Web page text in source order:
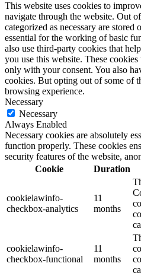
This website uses cookies to
navigate through the website. Out
categorized as necessary are stored
essential for the working of basic
also use third-party cookies that
you use this website. These
only with your consent. You also
cookies. But opting out of some of
browsing experience.
Necessary
Necessary
Always Enabled
Necessary cookies are absolutely
function properly. These cookies
security features of the website,
Cookie
Duration
cookielawinfo-
checkbox-analytics
11
months
cookielawinfo-
checkbox-functional
11
months